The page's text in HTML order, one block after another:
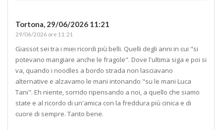
Tortona, 29/06/2026 11:21
29/06/2026 ore 11:21
Giassot sei tra i miei ricordi più belli. Quelli degli anni in cui "si
potevano mangiare anche le fragole". Dove l'ultima siga e poi si
va, quando i noodles a bordo strada non lasciavano
alternative e alzavamo le mani intonando "su le mani Luca
Tani". Eh niente, sorrido ripensando a noi, a quello che siamo
state e al ricordo di un'amica con la freddura più cinica e di
cuore di sempre. Tanto bene.